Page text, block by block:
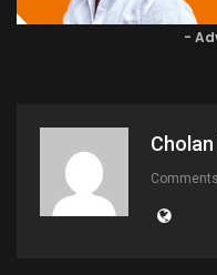
-
Comments